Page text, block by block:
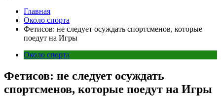
Главная
Около спорта
Фетисов: не следует осуждать спортсменов, которые
поедут на Игры
Около спорта
Фетисов: не следует осуждать
спортсменов, которые поедут на Игры